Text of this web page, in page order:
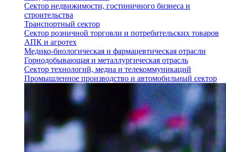
Сектор недвижимости, гостиничного бизнеса и
строительства
Транспортный сектор
Сектор розничной торговли и потребительских товаров
АПК и агротех
Медико-биологическая и фармацевтическая отрасли
Горнодобывающая и металлургическая отрасль
Сектор технологий, медиа и телекоммуникаций
Промышленное производство и автомобильный сектор